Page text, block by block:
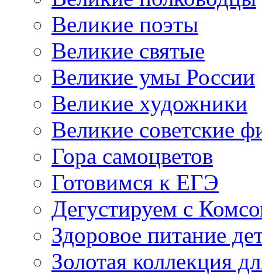
Великие поэты
Великие святые
Великие умы России
Великие художники
Великие советские
Гора самоцветов
Готовимся к ЕГЭ
Дегустируем с
Здоровое питание
Золотая коллекция